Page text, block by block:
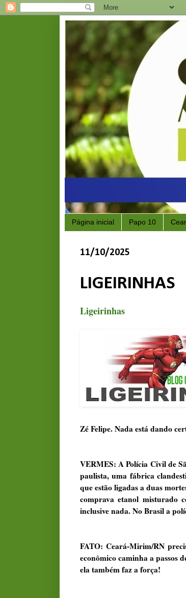
Página inicial Papo 10
11/10/2025
LIGEIRINHAS
Ligeirinhas
Zé Felipe. Nada está dando
VERMES: A Polícia Civil de
paulista, uma fábrica
que estão ligadas a duas
comprava etanol misturado
inclusive nada. No Brasil a
FATO: Ceará-Mirim/RN
econômico caminha a passos
ela também faz a força!